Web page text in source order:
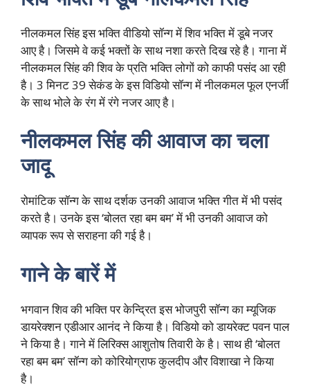
नीलकमल सिंह इस भक्ति वीडियो सॉन्ग में शिव भक्ति में डूबे नजर
आए है। जिसमे वे कई भक्तों के साथ नशा करते दिख रहे है। गाना में
नीलकमल सिंह की शिव के प्रति भक्ति लोगों को काफी पसंद आ रही
है। 3 मिनट 39 सेकंड के इस विडियो सॉन्ग में नीलकमल फूल एनर्जी
के साथ भोले के रंग में रंगे नजर आए है।
नीलकमल सिंह की आवाज का चला
जादू
रोमांटिक सॉन्ग के साथ दर्शक उनकी आवाज भक्ति गीत में भी पसंद
करते है। उनके इस ‘बोलत रहा बम बम’ में भी उनकी आवाज को
व्यापक रूप से सराहना की गई है।
गाने के बारें में
भगवान शिव की भक्ति पर केन्द्रित इस भोजपुरी सॉन्ग का म्यूजिक
डायरेक्शन एडीआर आनंद ने किया है। विडियो को डायरेक्ट पवन पाल
ने किया है। गाने में लिरिक्स आशुतोष तिवारी के है। साथ ही ‘बोलत
रहा बम बम’ सॉन्ग को कोरियोग्राफ कुलदीप और विशाखा ने किया
है।